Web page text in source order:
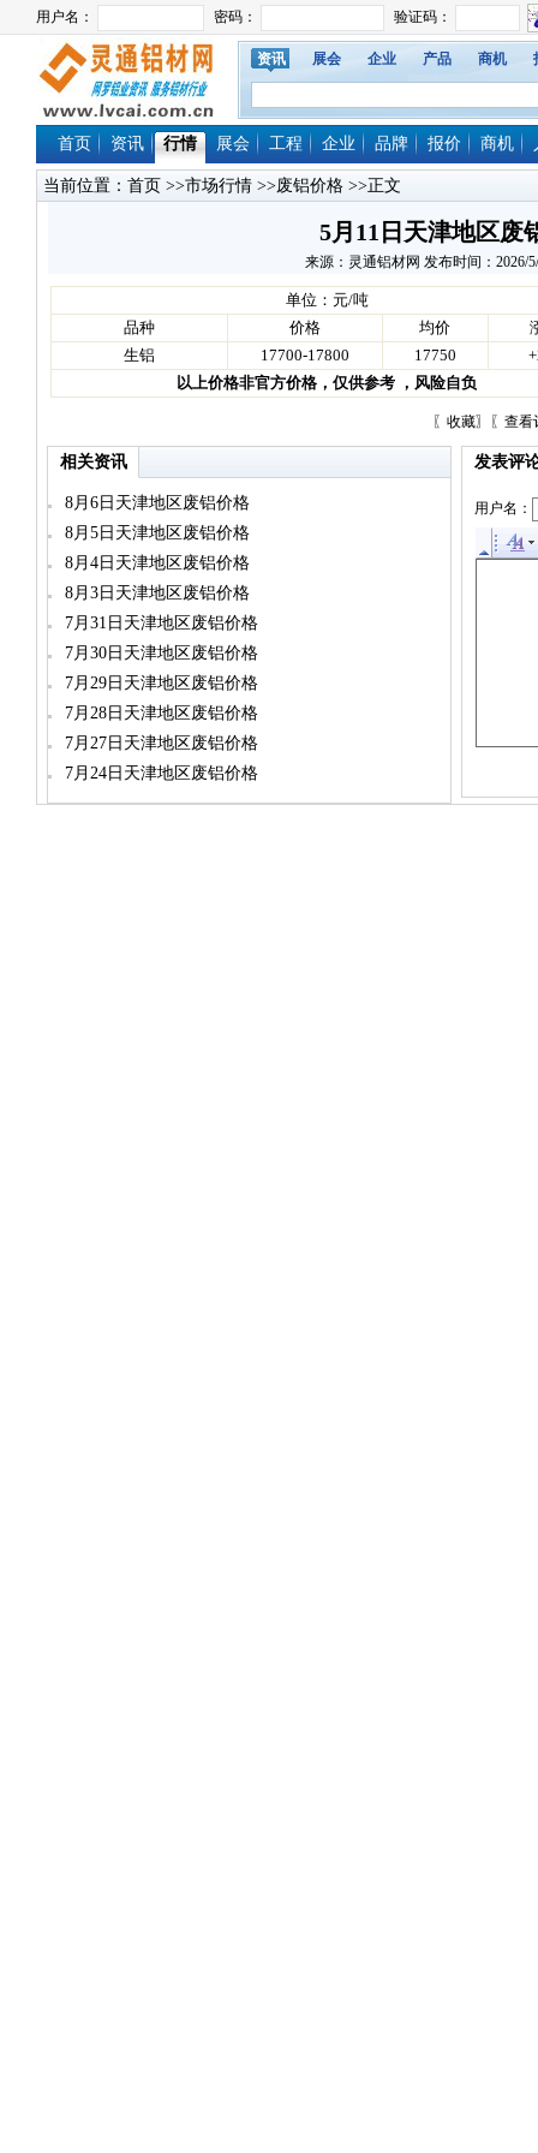
资讯 展会 企业 产品 商机
首页 资讯 行情 展会 工程 企业 品牌 报价 商机
当前位置： 首页 >>市场行情 >>废铝价格 >>正文
5月11日天津地区废
来源：灵通铝材网 发布时间：2026/
单位：元/吨
品种
价格 均价
生铝
17700-17800 17750
以上价格非官方价格，仅供参考 ，风险自负
〖 收藏〗〖 查看
相关资讯
8月6日天津地区废铝价格
8月5日天津地区废铝价格
8月4日天津地区废铝价格
8月3日天津地区废铝价格
7月31日天津地区废铝价格
7月30日天津地区废铝价格
7月29日天津地区废铝价格
7月28日天津地区废铝价格
7月27日天津地区废铝价格
7月24日天津地区废铝价格
发表评
用户名：